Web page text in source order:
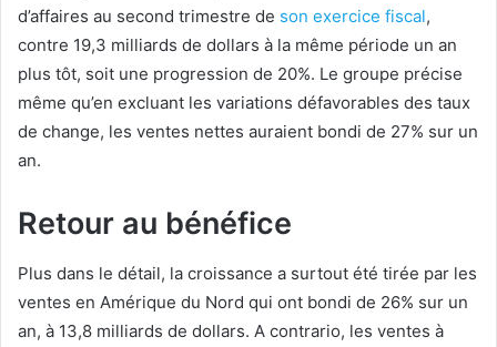
d’affaires au second trimestre de son exercice fiscal,
contre 19,3 milliards de dollars à la même période un an
plus tôt, soit une progression de 20%. Le groupe précise
même qu’en excluant les variations défavorables des taux
de change, les ventes nettes auraient bondi de 27% sur un
an.
Retour au bénéfice
Plus dans le détail, la croissance a surtout été tirée par les
ventes en Amérique du Nord qui ont bondi de 26% sur un
an, à 13,8 milliards de dollars. A contrario, les ventes à